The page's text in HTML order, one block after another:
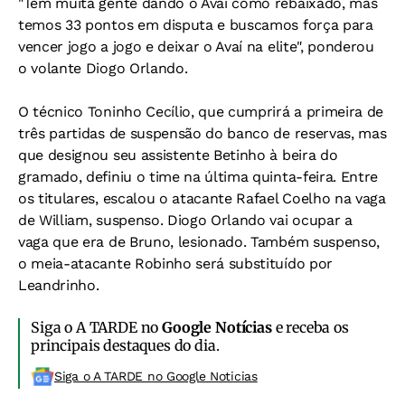
temos 33 pontos em disputa e buscamos força para
vencer jogo a jogo e deixar o Avaí na elite", ponderou
o volante Diogo Orlando.
O técnico Toninho Cecílio, que cumprirá a primeira de
três partidas de suspensão do banco de reservas, mas
que designou seu assistente Betinho à beira do
gramado, definiu o time na última quinta-feira. Entre
os titulares, escalou o atacante Rafael Coelho na vaga
de William, suspenso. Diogo Orlando vai ocupar a
vaga que era de Bruno, lesionado. Também suspenso,
o meia-atacante Robinho será substituído por
Leandrinho.
Siga o A TARDE noGoogle Notíciase receba os
principais destaques do dia.
Siga o A TARDE no Google Noticias